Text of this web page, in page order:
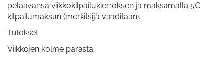
pelaavansa viikkokilpailukierroksen ja maksamalla 5€
kilpailumaksun (merkitsijä vaaditaan).
Tulokset:
Viikkojen kolme parasta: